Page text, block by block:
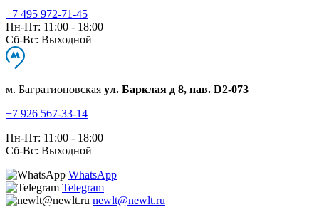
+7 495 972-71-45
Пн-Пт: 11:00 - 18:00
Сб-Вс: Выходной
м. Багратионовская ул. Барклая д 8, пав. D2-073
+7 926 567-33-14
Пн-Пт: 11:00 - 18:00
Сб-Вс: Выходной
WhatsApp
Telegram
newlt@newlt.ru